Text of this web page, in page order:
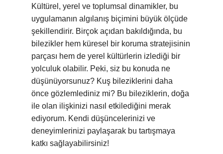
Kültürel, yerel ve toplumsal dinamikler, bu
uygulamanın algılanış biçimini büyük ölçüde
şekillendirir. Birçok açıdan bakıldığında, bu
bilezikler hem küresel bir koruma stratejisinin
parçası hem de yerel kültürlerin izlediği bir
yolculuk olabilir. Peki, siz bu konuda ne
düşünüyorsunuz? Kuş bileziklerini daha
önce gözlemlediniz mi? Bu bileziklerin, doğa
ile olan ilişkinizi nasıl etkilediğini merak
ediyorum. Kendi düşüncelerinizi ve
deneyimlerinizi paylaşarak bu tartışmaya
katkı sağlayabilirsiniz!